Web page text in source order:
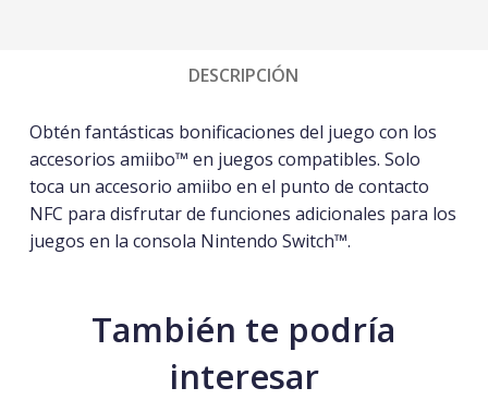
DESCRIPCIÓN
Obtén fantásticas bonificaciones del juego con los
accesorios amiibo™ en juegos compatibles. Solo
toca un accesorio amiibo en el punto de contacto
NFC para disfrutar de funciones adicionales para los
juegos en la consola Nintendo Switch™.
También te podría
interesar